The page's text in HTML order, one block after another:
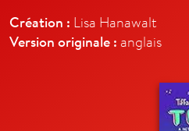
Création : Lisa Hanawalt
Version originale : anglais